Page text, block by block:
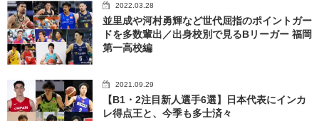
2022.03.28
並里成や河村勇輝など世代屈指のポイントガー
ドを多数輩出／出身校別で見るBリーガー 福岡
第一高校編
2021.09.29
【B1・2注目新人選手6選】日本代表にインカ
レ得点王と、今季も多士済々